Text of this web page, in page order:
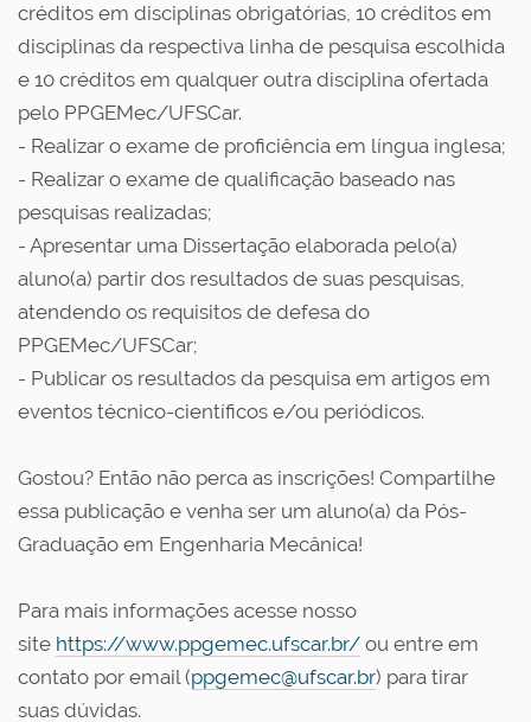
créditos em disciplinas obrigatórias, 10 créditos em
disciplinas da respectiva linha de pesquisa escolhida
e 10 créditos em qualquer outra disciplina ofertada
pelo PPGEMec/UFSCar.
- Realizar o exame de proficiência em língua inglesa;
- Realizar o exame de qualificação baseado nas
pesquisas realizadas;
- Apresentar uma Dissertação elaborada pelo(a)
aluno(a) partir dos resultados de suas pesquisas,
atendendo os requisitos de defesa do
PPGEMec/UFSCar;
- Publicar os resultados da pesquisa em artigos em
eventos técnico-científicos e/ou periódicos.
Gostou? Então não perca as inscrições! Compartilhe
essa publicação e venha ser um aluno(a) da Pós-
Graduação em Engenharia Mecânica!
Para mais informações acesse nosso
site https://www.ppgemec.ufscar.br/ ou entre em
contato por email (ppgemec@ufscar.br) para tirar
suas dúvidas.